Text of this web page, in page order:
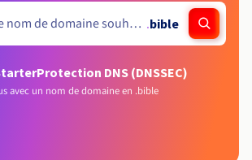
.bible
Protection DNS (DNSSEC)
avec un nom de domaine en .bible